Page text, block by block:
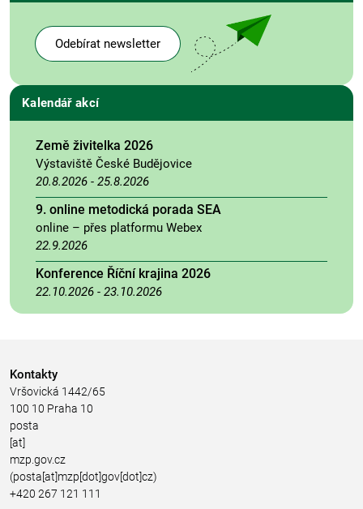
Odebírat newsletter
Kalendář akcí
Země živitelka 2026
Výstaviště České Budějovice
20.8.2026 - 25.8.2026
9. online metodická porada SEA
online – přes platformu Webex
22.9.2026
Konference Říční krajina 2026
22.10.2026 - 23.10.2026
Kontakty
Vršovická 1442/65
100 10 Praha 10
posta
[at]
mzp.gov.cz
(posta[at]mzp[dot]gov[dot]cz)
+420 267 121 111